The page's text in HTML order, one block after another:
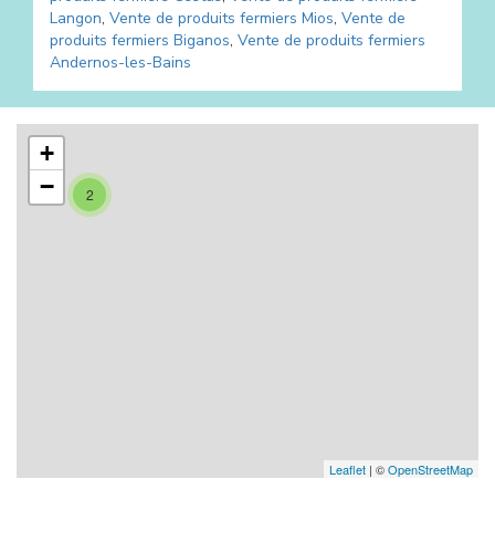
Langon, Vente de produits fermiers Mios, Vente de
produits fermiers Biganos, Vente de produits fermiers
Andernos-les-Bains
2
+
−
Leaflet | ©OpenStreetMap